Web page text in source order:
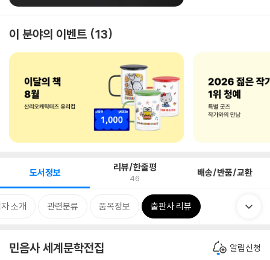
이 분야의 이벤트 13
도서정보 리뷰/한줄평
46 배송/반품/교환
소개 관련분류 품목정보 출판사 리뷰
민음사 세계문학전집 알림신청